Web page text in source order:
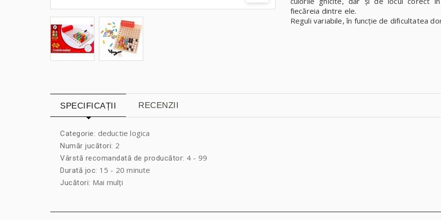
fiecăreia dintre ele.
Reguli variabile, în funcție de dificultatea
SPECIFICAȚII RECENZII
Categorie: deductie logica
Număr jucători: 2
Vârstă recomandată de producător: 4 - 99
Durată joc: 15 - 20 minute
Jucători: Mai mulți